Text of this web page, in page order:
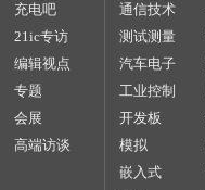
充电吧
21ic专访
编辑视点
专题
会展
高端访谈
通信技术
测试测量
汽车电子
工业控制
开发板
模拟
嵌入式